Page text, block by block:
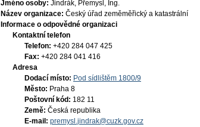
Jméno osoby: Jindrák, Přemysl, Ing.
Název organizace: Český úřad zeměměřický a katastrální
Informace o odpovědné organizaci
Kontaktní telefon
Telefon: +420 284 047 425
Fax: +420 284 041 416
Adresa
Dodací místo: Pod sídlištěm 1800/9
Město: Praha 8
Poštovní kód: 182 11
Země: Česká republika
E-mail: premysl.jindrak@cuzk.gov.cz